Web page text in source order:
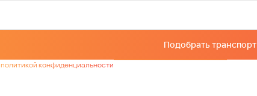
Подобрать транспорт
политикой конфиденциальности